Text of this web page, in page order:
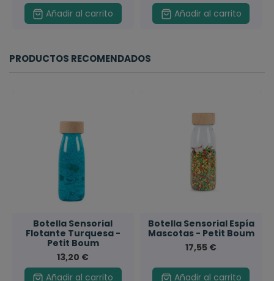
Añadir al carrito
Añadir al carrito
PRODUCTOS RECOMENDADOS
Botella Sensorial
Flotante Turquesa -
Petit Boum
13,20 €
Añadir al carrito
Botella Sensorial Espía
Mascotas - Petit Boum
17,55 €
Añadir al carrito